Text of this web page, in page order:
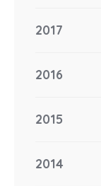
2017
2016
2015
2014